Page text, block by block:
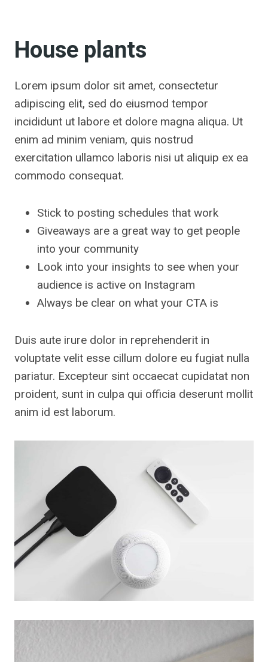
House plants
Lorem ipsum dolor sit amet, consectetur
adipiscing elit, sed do eiusmod tempor
incididunt ut labore et dolore magna aliqua. Ut
enim ad minim veniam, quis nostrud
exercitation ullamco laboris nisi ut aliquip ex ea
commodo consequat.
Stick to posting schedules that work
Giveaways are a great way to get people
into your community
Look into your insights to see when your
audience is active on Instagram
Always be clear on what your CTA is
Duis aute irure dolor in reprehenderit in
voluptate velit esse cillum dolore eu fugiat nulla
pariatur. Excepteur sint occaecat cupidatat non
proident, sunt in culpa qui officia deserunt mollit
anim id est laborum.